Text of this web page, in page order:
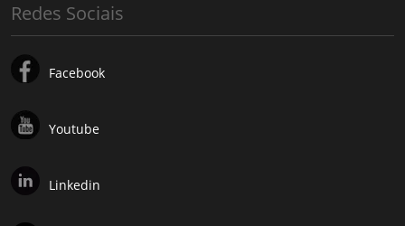
Redes Sociais
Facebook
Youtube
Linkedin